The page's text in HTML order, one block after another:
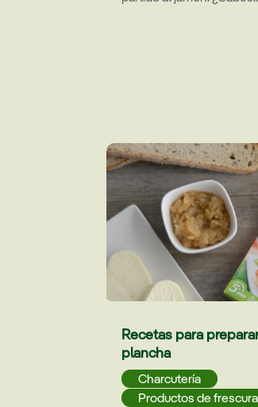
Recetas para
plancha
Charcutería
,
Productos de frescura